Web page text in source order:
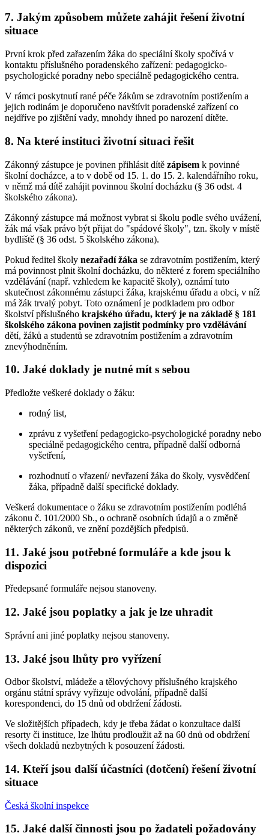
7. Jakým způsobem můžete zahájit řešení životní
situace
První krok před zařazením žáka do speciální školy spočívá v
kontaktu příslušného poradenského zařízení: pedagogicko-
psychologické poradny nebo speciálně pedagogického centra.
V rámci poskytnutí rané péče žákům se zdravotním postižením a
jejich rodinám je doporučeno navštívit poradenské zařízení co
nejdříve po zjištění vady, mnohdy ihned po narození dítěte.
8. Na které instituci životní situaci řešit
Zákonný zástupce je povinen přihlásit dítě zápisem k povinné
školní docházce, a to v době od 15. 1. do 15. 2. kalendářního roku,
v němž má dítě zahájit povinnou školní docházku (§ 36 odst. 4
školského zákona).
Zákonný zástupce má možnost vybrat si školu podle svého uvážení,
žák má však právo být přijat do "spádové školy", tzn. školy v místě
bydliště (§ 36 odst. 5 školského zákona).
Pokud ředitel školy nezařadí žáka se zdravotním postižením, který
má povinnost plnit školní docházku, do některé z forem speciálního
vzdělávání (např. vzhledem ke kapacitě školy), oznámí tuto
skutečnost zákonnému zástupci žáka, krajskému úřadu a obci, v níž
má žák trvalý pobyt. Toto oznámení je podkladem pro odbor
školství příslušného krajského úřadu, který je na základě § 181
školského zákona povinen zajistit podmínky pro vzdělávání
dětí, žáků a studentů se zdravotním postižením a zdravotním
znevýhodněním.
10. Jaké doklady je nutné mít s sebou
Předložte veškeré doklady o žáku:
rodný list,
zprávu z vyšetření pedagogicko-psychologické poradny nebo
speciálně pedagogického centra, případně další odborná
vyšetření,
rozhodnutí o vřazení/ nevřazení žáka do školy, vysvědčení
žáka, případně další specifické doklady.
Veškerá dokumentace o žáku se zdravotním postižením podléhá
zákonu č. 101/2000 Sb., o ochraně osobních údajů a o změně
některých zákonů, ve znění pozdějších předpisů.
11. Jaké jsou potřebné formuláře a kde jsou k
dispozici
Předepsané formuláře nejsou stanoveny.
12. Jaké jsou poplatky a jak je lze uhradit
Správní ani jiné poplatky nejsou stanoveny.
13. Jaké jsou lhůty pro vyřízení
Odbor školství, mládeže a tělovýchovy příslušného krajského
orgánu státní správy vyřizuje odvolání, případně další
korespondenci, do 15 dnů od obdržení žádosti.
Ve složitějších případech, kdy je třeba žádat o konzultace další
resorty či instituce, lze lhůtu prodloužit až na 60 dnů od obdržení
všech dokladů nezbytných k posouzení žádosti.
14. Kteří jsou další účastníci (dotčení) řešení životní
situace
Česká školní inspekce
15. Jaké další činnosti jsou po žadateli požadovány